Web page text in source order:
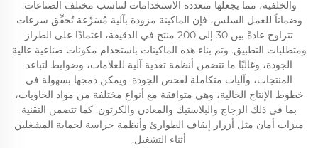
والخلفية، مما يجعلها متعددة الاستخدامات لتناسب مختلف الصناعات.
وضماناً للعمل السلس، فإن الماكينة مزودة بآلية مُسَرْعة تُحقِّق سرعات
تتراوح عادةً بين 30 إلى 200 منتج في الدقيقة، اعتمادًا على الطراز
ومتطلبات التطبيق. وتم بناء هذه الماكينات باستخدام مكونات صناعية عالية
الجودة، وغالبًا ما تتضمن أنظمة تغذية آلية للعلامات، وضوابط لتباعد
المنتجات، وآليات متكاملة لفحص الجودة. ويمكن دمجها بسهولة في
خطوط الإنتاج الحالية، وهي متوافقة مع أنواع مختلفة من مواد الحاويات،
بما في ذلك الزجاج والبلاستيك والمعادن والكرتون. كما تتضمن التقنية
ميزات أمان مثل أزرار إيقاف الطوارئ وأنظمة حراسة لحماية المشغلين
أثناء التشغيل.